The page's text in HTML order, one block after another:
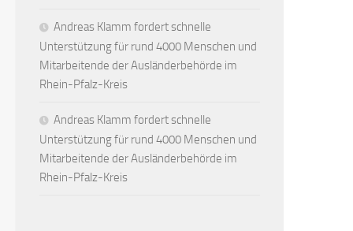
Andreas Klamm fordert schnelle
Unterstützung für rund 4000 Menschen und
Mitarbeitende der Ausländerbehörde im
Rhein-Pfalz-Kreis
Andreas Klamm fordert schnelle
Unterstützung für rund 4000 Menschen und
Mitarbeitende der Ausländerbehörde im
Rhein-Pfalz-Kreis